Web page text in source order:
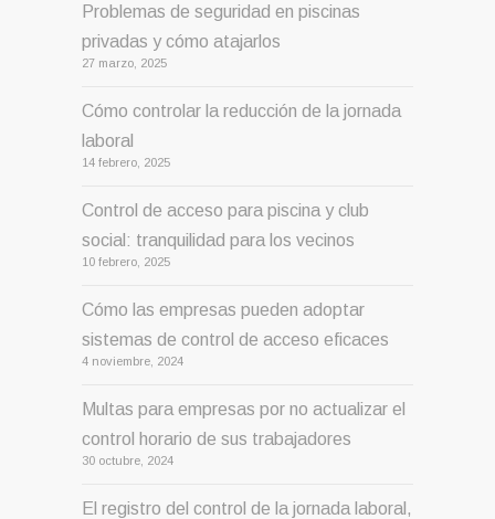
Problemas de seguridad en piscinas
privadas y cómo atajarlos
27 marzo, 2025
Cómo controlar la reducción de la jornada
laboral
14 febrero, 2025
Control de acceso para piscina y club
social: tranquilidad para los vecinos
10 febrero, 2025
Cómo las empresas pueden adoptar
sistemas de control de acceso eficaces
4 noviembre, 2024
Multas para empresas por no actualizar el
control horario de sus trabajadores
30 octubre, 2024
El registro del control de la jornada laboral,